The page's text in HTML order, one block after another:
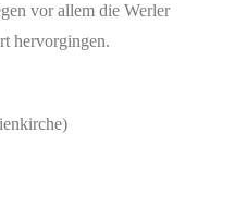
vor allem die Werler
hervorgingen.